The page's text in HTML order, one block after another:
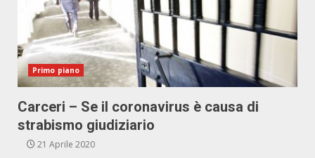
Primo piano
Carceri – Se il coronavirus è causa di
strabismo giudiziario
21 Aprile 2020